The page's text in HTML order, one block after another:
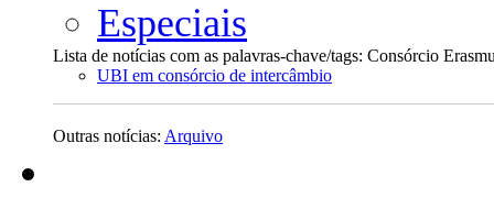
Especiais
Lista de notícias com as palavras-chave/tags: Consórcio
UBI em consórcio de intercâmbio
Outras notícias: Arquivo